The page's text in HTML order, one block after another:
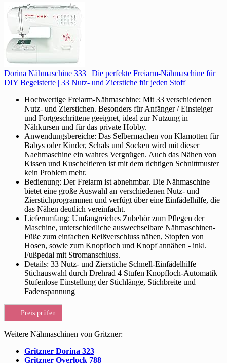
Dorina Nähmaschine 333 | Die perfekte Freiarm-Nähmaschine für
DIY Begeisterte | 33 Nutz- und Zierstiche für jeden Stoff
Hochwertige Freiarm-Nähmaschine: Mit 33 verschiedenen
Nutz- und Zierstichen. Besonders für Anfänger / Einsteiger
und Fortgeschrittene geeignet, ideal zur Nutzung in
Nähkursen und für das private Hobby.
Anwendungsbereiche: Das Selbermachen von Klamotten für
Babys oder Kinder, Schals und Socken wird mit dieser
Naehmaschine ein wahres Vergnügen. Auch das Nähen von
Kissen und Kuscheltieren ist mit dem richtigen Schnittmuster
kein Problem mehr.
Bedienung: Der Freiarm ist abnehmbar. Die Nähmaschine
bietet eine große Auswahl an verschiedenen Nutz- und
Zierstichprogrammen und verfügt über eine Einfädelhilfe, die
das Nähen deutlich vereinfacht.
Lieferumfang: Umfangreiches Zubehör zum Pflegen der
Maschine, unterschiedliche auswechselbare Nähmaschinen-
Füße zum einfachen Reißverschluss nähen, Stopfen von
Hosen, sowie zum Knopfloch und Knopf annähen - inkl.
Fußpedal mit Stromanschluss.
Details: 33 Nutz- und Zierstiche Schnell-Einfädelhilfe
Stichauswahl durch Drehrad 4 Stufen Knopfloch-Automatik
Stufenlose Einstellung der Stichlänge, Stichbreite und
Fadenspannung
Preis prüfen
Weitere Nähmaschinen von Gritzner:
Gritzner Dorina 323
Gritzner Overlock 788